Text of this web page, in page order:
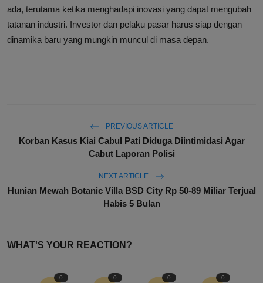
ada, terutama ketika menghadapi inovasi yang dapat mengubah
tatanan industri. Investor dan pelaku pasar harus siap dengan
dinamika baru yang mungkin muncul di masa depan.
PREVIOUS ARTICLE
Korban Kasus Kiai Cabul Pati Diduga Diintimidasi Agar
Cabut Laporan Polisi
NEXT ARTICLE
Hunian Mewah Botanic Villa BSD City Rp 50-89 Miliar Terjual
Habis 5 Bulan
WHAT'S YOUR REACTION?
0 0 0 0